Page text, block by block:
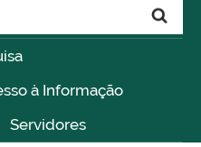
à Informação
Servidores